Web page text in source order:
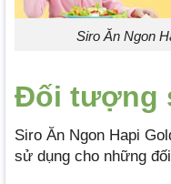
Siro Ăn Ngon
Đối tượng
Siro Ăn Ngon Hapi
sử dụng cho những